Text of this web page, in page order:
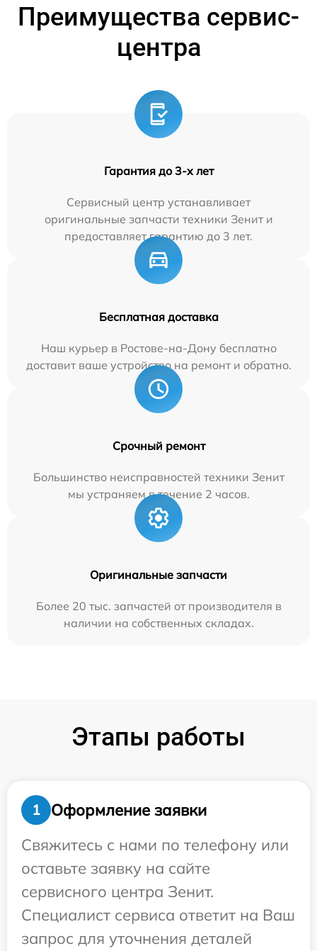
Преимущества сервис-
центра
Гарантия до 3-х лет
Сервисный центр устанавливает
оригинальные запчасти техники Зенит и
предоставляет гарантию до 3 лет.
Бесплатная доставка
Наш курьер в Ростове-на-Дону бесплатно
доставит ваше устройство на ремонт и обратно.
Срочный ремонт
Большинство неисправностей техники Зенит
мы устраняем в течение 2 часов.
Оригинальные запчасти
Более 20 тыс. запчастей от производителя в
наличии на собственных складах.
Этапы работы
1
Оформление заявки
Свяжитесь с нами по телефону или
оставьте заявку на сайте
сервисного центра Зенит.
Специалист сервиса ответит на Ваш
запрос для уточнения деталей